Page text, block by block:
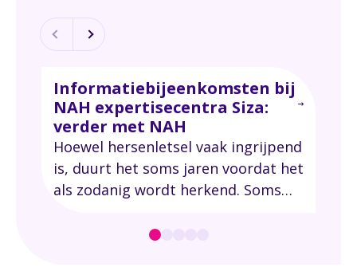
Informatiebijeenkomsten bij
NAH expertisecentra Siza:
verder met NAH
Hoewel hersenletsel vaak ingrijpend
is, duurt het soms jaren voordat het
als zodanig wordt herkend. Soms
dat is jammer, want er zijn goede